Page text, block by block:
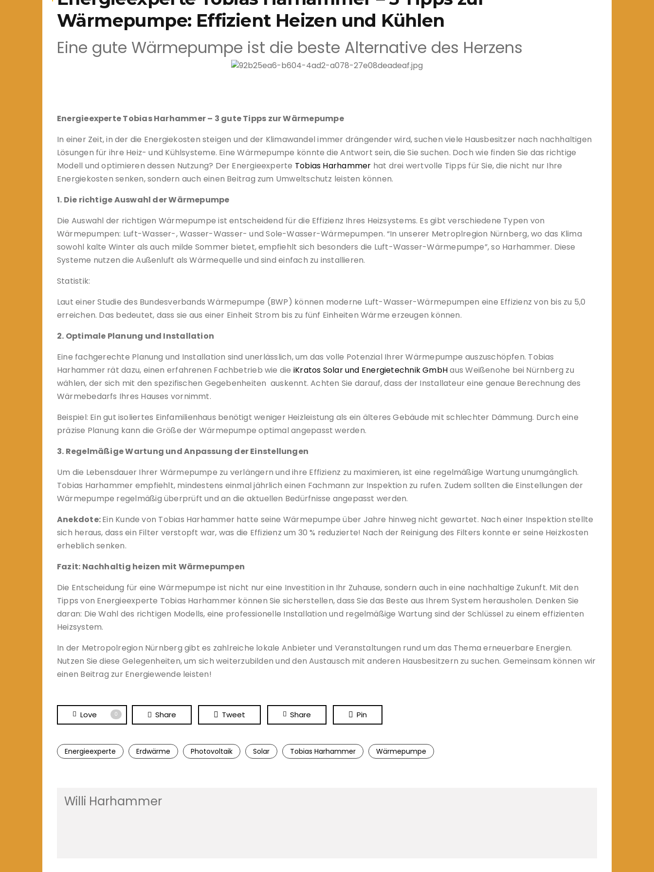
Wärmepumpe: Effizient Heizen und Kühlen
Eine gute Wärmepumpe ist die beste Alternative des Herzens
Energieexperte Tobias Harhammer – 3 gute Tipps zur Wärmepumpe
In einer Zeit, in der die Energiekosten steigen und der Klimawandel immer drängender wird, suchen viele Hausbesitzer nach nachhaltigen
Lösungen für ihre Heiz- und Kühlsysteme. Eine Wärmepumpe könnte die Antwort sein, die Sie suchen. Doch wie finden Sie das richtige
Modell und optimieren dessen Nutzung? Der Energieexperte Tobias Harhammer hat drei wertvolle Tipps für Sie, die nicht nur Ihre
Energiekosten senken, sondern auch einen Beitrag zum Umweltschutz leisten können.
1. Die richtige Auswahl der Wärmepumpe
Die Auswahl der richtigen Wärmepumpe ist entscheidend für die Effizienz Ihres Heizsystems. Es gibt verschiedene Typen von
Wärmepumpen: Luft-Wasser-, Wasser-Wasser- und Sole-Wasser-Wärmepumpen. “In unserer Metroplregion Nürnberg, wo das Klima
sowohl kalte Winter als auch milde Sommer bietet, empfiehlt sich besonders die Luft-Wasser-Wärmepumpe”, so Harhammer. Diese
Systeme nutzen die Außenluft als Wärmequelle und sind einfach zu installieren.
Statistik:
Laut einer Studie des Bundesverbands Wärmepumpe (BWP) können moderne Luft-Wasser-Wärmepumpen eine Effizienz von bis zu 5,0
erreichen. Das bedeutet, dass sie aus einer Einheit Strom bis zu fünf Einheiten Wärme erzeugen können.
2. Optimale Planung und Installation
Eine fachgerechte Planung und Installation sind unerlässlich, um das volle Potenzial Ihrer Wärmepumpe auszuschöpfen. Tobias
Harhammer rät dazu, einen erfahrenen Fachbetrieb wie die iKratos Solar und Energietechnik GmbHaus Weißenohe bei Nürnberg zu
wählen, der sich mit den spezifischen Gegebenheiten auskennt. Achten Sie darauf, dass der Installateur eine genaue Berechnung des
Wärmebedarfs Ihres Hauses vornimmt.
Beispiel: Ein gut isoliertes Einfamilienhaus benötigt weniger Heizleistung als ein älteres Gebäude mit schlechter Dämmung. Durch eine
präzise Planung kann die Größe der Wärmepumpe optimal angepasst werden.
3. Regelmäßige Wartung und Anpassung der Einstellungen
Um die Lebensdauer Ihrer Wärmepumpe zu verlängern und ihre Effizienz zu maximieren, ist eine regelmäßige Wartung unumgänglich.
Tobias Harhammer empfiehlt, mindestens einmal jährlich einen Fachmann zur Inspektion zu rufen. Zudem sollten die Einstellungen der
Wärmepumpe regelmäßig überprüft und an die aktuellen Bedürfnisse angepasst werden.
Anekdote:Ein Kunde von Tobias Harhammer hatte seine Wärmepumpe über Jahre hinweg nicht gewartet. Nach einer Inspektion stellte
sich heraus, dass ein Filter verstopft war, was die Effizienz um 30 % reduzierte! Nach der Reinigung des Filters konnte er seine Heizkosten
erheblich senken.
Fazit: Nachhaltig heizen mit Wärmepumpen
Die Entscheidung für eine Wärmepumpe ist nicht nur eine Investition in Ihr Zuhause, sondern auch in eine nachhaltige Zukunft. Mit den
Tipps von Energieexperte Tobias Harhammer können Sie sicherstellen, dass Sie das Beste aus Ihrem System herausholen. Denken Sie
daran: Die Wahl des richtigen Modells, eine professionelle Installation und regelmäßige Wartung sind der Schlüssel zu einem effizienten
Heizsystem.
In der Metropolregion Nürnberg gibt es zahlreiche lokale Anbieter und Veranstaltungen rund um das Thema erneuerbare Energien.
Nutzen Sie diese Gelegenheiten, um sich weiterzubilden und den Austausch mit anderen Hausbesitzern zu suchen. Gemeinsam können wir
einen Beitrag zur Energiewende leisten!
Love 0 Share Tweet Share Pin
Energieexperte Erdwärme Photovoltaik Solar Tobias Harhammer Wärmepumpe
Willi Harhammer